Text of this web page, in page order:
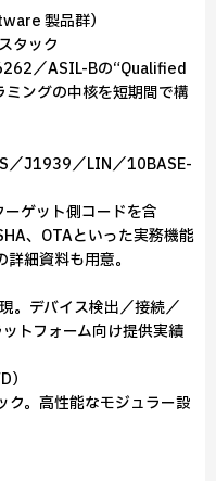
製品群）
タック
／ASIL-Bの“Qualified
ングの中核を短期間で構
／J1939／LIN／10BASE-
ゲット側コードを含
、OTAといった実務機能
細資料も用意。
。デバイス検出／接続／
トフォーム向け提供実績
ク。高性能なモジュラー設